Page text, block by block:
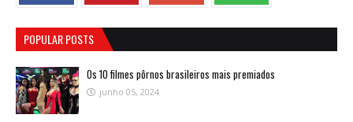
POPULAR POSTS
Os 10 filmes pôrnos brasileiros mais premiados
junho 05, 2024